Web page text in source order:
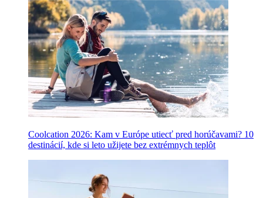
Coolcation 2026: Kam v Európe utiecť pred horúčavami? 10
destinácií, kde si leto užijete bez extrémnych teplôt